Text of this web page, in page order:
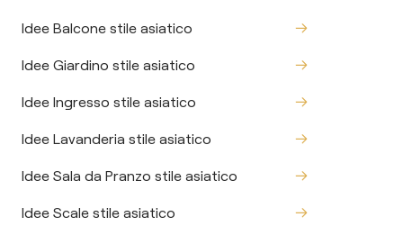
Idee Balcone stile asiatico
Idee Giardino stile asiatico
Idee Ingresso stile asiatico
Idee Lavanderia stile asiatico
Idee Sala da Pranzo stile asiatico
Idee Scale stile asiatico